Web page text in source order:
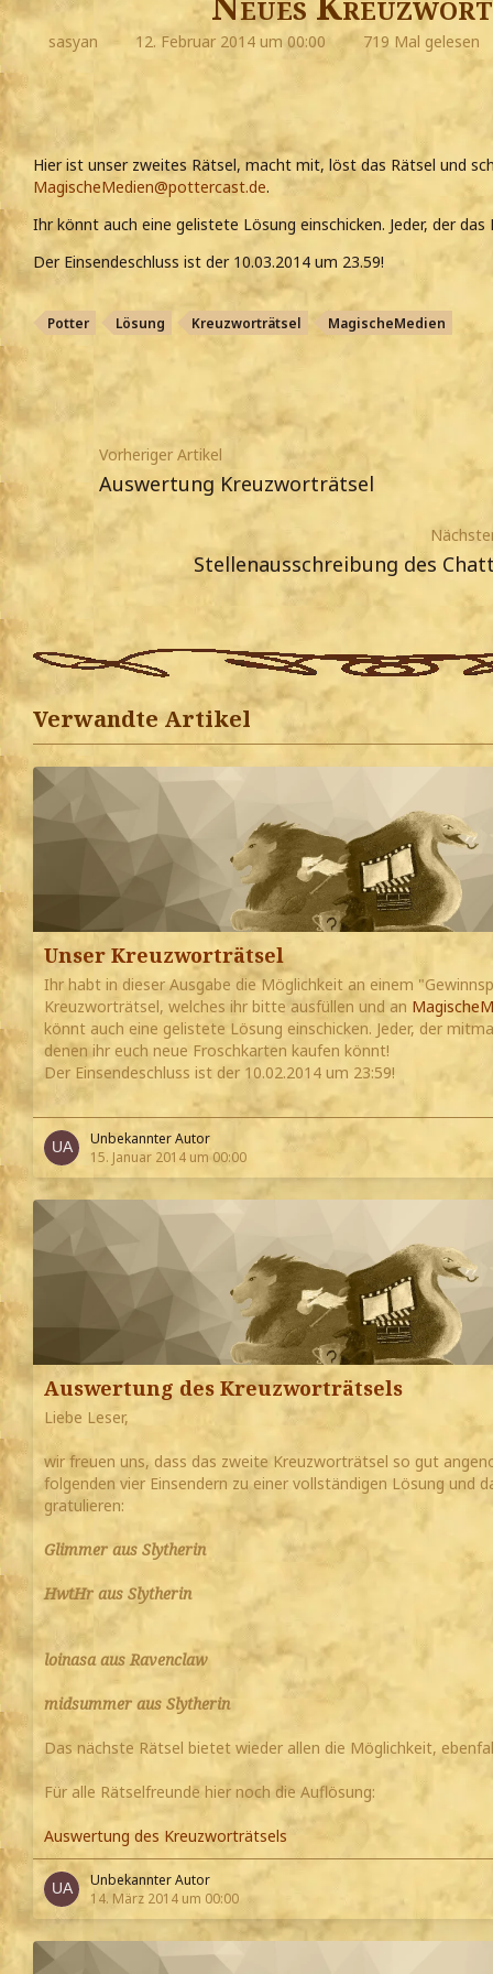
sasyan 12. Februar 2014 um 00:00 719 Mal gelesen
Hier ist unser zweites Rätsel, macht mit, löst das Rätsel und
MagischeMedien@pottercast.de.
Ihr könnt auch eine gelistete Lösung einschicken. Jeder, der
Der Einsendeschluss ist der 10.03.2014 um 23.59!
Potter Lösung Kreuzworträtsel MagischeMedien
Vorheriger Artikel
Auswertung Kreuzworträtsel
Stellenausschreibung des
Verwandte Artikel
Unser Kreuzworträtsel
Ihr habt in dieser Ausgabe die Möglichkeit an einem
Kreuzworträtsel, welches ihr bitte ausfüllen und an
könnt auch eine gelistete Lösung einschicken. Jeder, der
denen ihr euch neue Froschkarten kaufen könnt!
Der Einsendeschluss ist der 10.02.2014 um 23:59!
Unbekannter Autor
15. Januar 2014 um 00:00
Auswertung des Kreuzworträtsels
Liebe Leser,
wir freuen uns, dass das zweite Kreuzworträtsel so gut
folgenden vier Einsendern zu einer vollständigen Lösung und
gratulieren:
Glimmer aus Slytherin
HwtHr aus Slytherin
loinasa aus Ravenclaw
midsummer aus Slytherin
Das nächste Rätsel bietet wieder allen die Möglichkeit,
Für alle Rätselfreunde hier noch die Auflösung:
Auswertung des Kreuzworträtsels
Unbekannter Autor
14. März 2014 um 00:00